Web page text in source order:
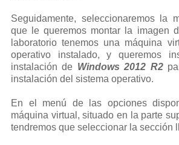
Seguidamente, seleccionaremos la
que le queremos montar la imagen
laboratorio tenemos una máquina
operativo instalado, y queremos
instalación de Windows 2012 R2
instalación del sistema operativo.
En el menú de las opciones
máquina virtual, situado en la parte
tendremos que seleccionar la sección